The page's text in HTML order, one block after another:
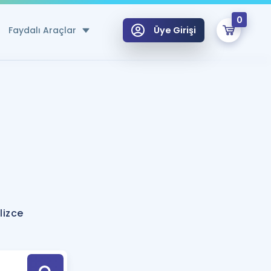
Faydalı Araçlar
Hesaplama Aracı
için Öneriler
Tek Takvimde
Üye Girişi
0